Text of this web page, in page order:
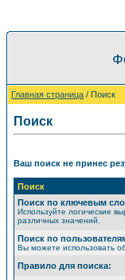
Главная страница / Поиск
Поиск
Ваш поиск не принес
Поиск
Поиск по ключевым
Используйте логические
различных значений.
Поиск по
Вы можете использовать
Правило для поиска: